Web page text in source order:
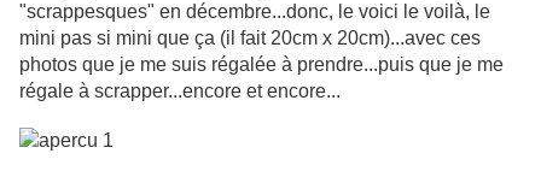
"scrappesques" en décembre...donc, le voici le voilà, le
mini pas si mini que ça (il fait 20cm x 20cm)...avec ces
photos que je me suis régalée à prendre...puis que je me
régale à scrapper...encore et encore...